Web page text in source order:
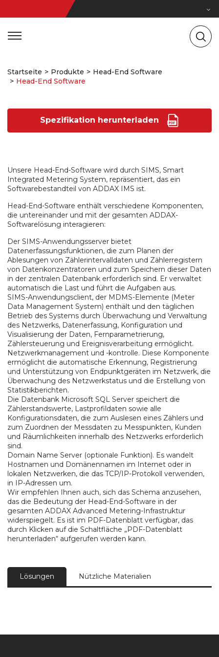
Startseite Produkte
Head-End Software
Head-End Software
Spezifikation herunterladen
Unsere Head-End-Software wird durch SIMS, Smart
Integrated Metering System, repräsentiert, das ein
Softwarebestandteil von ADDAX IMS ist.
Head-End-Software enthält verschiedene Komponenten,
die untereinander und mit der gesamten ADDAX-
Softwarelösung interagieren:
Der SIMS-Anwendungsserver bietet
Datenerfassungsfunktionen, die zum Planen der
Ablesungen von Zählerintervalldaten und Zählerregistern
von Datenkonzentratoren und zum Speichern dieser Daten
in der zentralen Datenbank erforderlich sind. Er verwaltet
automatisch die Last und führt die Aufgaben aus.
SIMS-Anwendungsclient, der MDMS-Elemente (Meter
Data Management System) enthält und den täglichen
Betrieb des Systems durch Überwachung und Verwaltung
des Netzwerks, Datenerfassung, Konfiguration und
Visualisierung der Daten, Fernparametrierung,
Zählersteuerung und Ereignisverarbeitung ermöglicht.
Netzwerkmanagement und -kontrolle. Diese Komponente
ermöglicht die automatische Erkennung, Registrierung
und Unterstützung von Endpunktgeräten im Netzwerk, die
Überwachung des Netzwerkstatus und die Erstellung von
Statistikberichten.
Die Datenbank Microsoft SQL Server speichert die
Zählerstandswerte, Lastprofildaten sowie alle
Konfigurationsdaten, die zum Auslesen eines Zählers und
zum Zuordnen der Messdaten zu Messpunkten, Kunden
und Räumlichkeiten innerhalb des Netzwerks erforderlich
sind.
Domain Name Server (optionale Funktion). Es wandelt
Hostnamen und Domänennamen im Internet oder in
lokalen Netzwerken, die das TCP/IP-Protokoll verwenden,
in IP-Adressen um.
Wir empfehlen Ihnen auch, sich das Schema anzusehen,
das die Bedeutung der Head-End-Software in der
gesamten ADDAX Advanced Metering-Infrastruktur
widerspiegelt. Es ist im PDF-Datenblatt verfügbar, das
durch Klicken auf die Schaltfläche „PDF-Datenblatt
herunterladen“ aufgerufen werden kann.
Lösungen Nützliche Materialien